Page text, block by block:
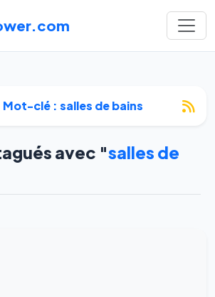
Mot-clé : salles de bains
avec "salles de